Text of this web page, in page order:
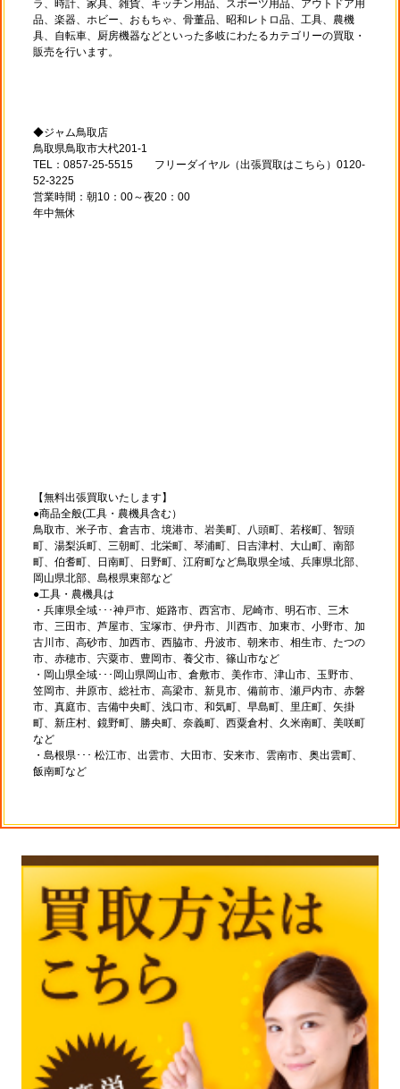
ラ、時計、家具、雑貨、キッチン用品、スポーツ用品、アウトドア用
品、楽器、ホビー、おもちゃ、骨董品、昭和レトロ品、工具、農機
具、自転車、厨房機器などといった多岐にわたるカテゴリーの買取・
販売を行います。
◆ジャム鳥取店
鳥取県鳥取市大杙201-1
TEL：0857-25-5515 フリーダイヤル（出張買取はこちら）0120-
52-3225
営業時間：朝10：00～夜20：00
年中無休
【無料出張買取いたします】
●商品全般(工具・農機具含む）
鳥取市、米子市、倉吉市、境港市、岩美町、八頭町、若桜町、智頭
町、湯梨浜町、三朝町、北栄町、琴浦町、日吉津村、大山町、南部
町、伯耆町、日南町、日野町、江府町など鳥取県全域、兵庫県北部、
岡山県北部、島根県東部など
●工具・農機具は
・兵庫県全域･･･神戸市、姫路市、西宮市、尼崎市、明石市、三木
市、三田市、芦屋市、宝塚市、伊丹市、川西市、加東市、小野市、加
古川市、高砂市、加西市、西脇市、丹波市、朝来市、相生市、たつの
市、赤穂市、宍粟市、豊岡市、養父市、篠山市など
・岡山県全域･･･岡山県岡山市、倉敷市、美作市、津山市、玉野市、
笠岡市、井原市、総社市、高梁市、新見市、備前市、瀬戸内市、赤磐
市、真庭市、吉備中央町、浅口市、和気町、早島町、里庄町、矢掛
町、新庄村、鏡野町、勝央町、奈義町、西粟倉村、久米南町、美咲町
など
・島根県･･･ 松江市、出雲市、大田市、安来市、雲南市、奥出雲町、
飯南町など